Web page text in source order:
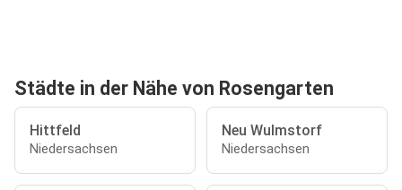
Städte in der Nähe von Rosengarten
Hittfeld
Niedersachsen
Neu Wulmstorf
Niedersachsen